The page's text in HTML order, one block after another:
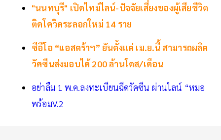
"นนทบุรี" เปิดไทม์ไลน์-ปัจจัยเสี่ยงของผู้เสียชีวิต
ติดโควิดระลอกใหม่ 14 ราย
ซีอีโอ “แอสตร้าฯ” ยันตั้งแต่ เม.ย.นี้ สามารถผลิต
วัคซีนส่งมอบได้ 200 ล้านโดส/เดือน
อย่าลืม 1 พ.ค.ลงทะเบียนฉีดวัคซีน ผ่านไลน์ “หมอ
พร้อมV.2